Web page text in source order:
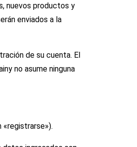
nuevos productos y
enviados a la
de su cuenta. El
no asume ninguna